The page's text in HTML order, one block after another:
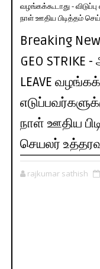
வழங்கக்கூடாது -
நாள் ஊதிய பிடித்தம்
Breaking
GEO STRIKE
LEAVE
நாள் ஊதிய
செயலர்
rajkumar sathish